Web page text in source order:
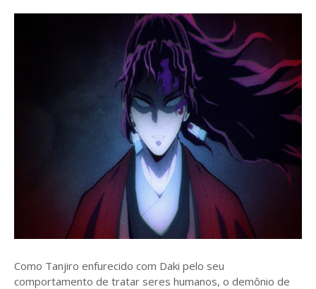
Como Tanjiro enfurecido com Daki pelo seu
comportamento de tratar seres humanos, o demônio de